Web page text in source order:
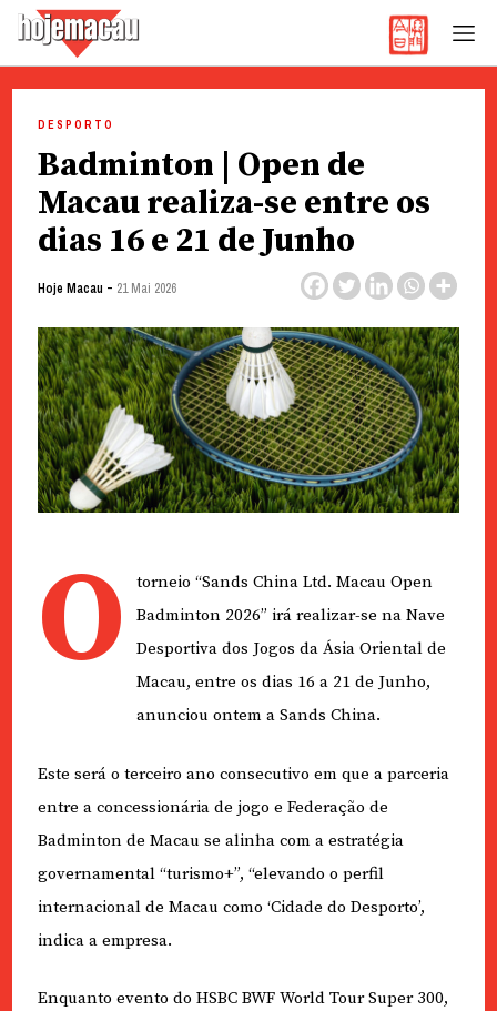
content
DESPORTO
Badminton | Open de
Macau realiza-se entre os
dias 16 e 21 de Junho
Hoje Macau - 21 Mai 2026
O
torneio “Sands China Ltd. Macau Open
Badminton 2026” irá realizar-se na Nave
Desportiva dos Jogos da Ásia Oriental de
Macau, entre os dias 16 a 21 de Junho,
anunciou ontem a Sands China.
Este será o terceiro ano consecutivo em que a parceria
entre a concessionária de jogo e Federação de
Badminton de Macau se alinha com a estratégia
governamental “turismo+”, “elevando o perfil
internacional de Macau como ‘Cidade do Desporto’,
indica a empresa.
Enquanto evento do HSBC BWF World Tour Super 300,